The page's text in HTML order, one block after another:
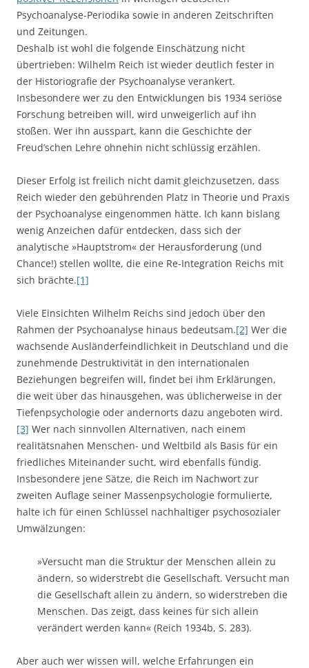
Psychoanalyse-Periodika sowie in anderen Zeitschriften
und Zeitungen.
Deshalb ist wohl die folgende Einschätzung nicht
übertrieben: Wilhelm Reich ist wieder deutlich fester in
der Historiografie der Psychoanalyse verankert.
Insbesondere wer zu den Entwicklungen bis 1934 seriöse
Forschung betreiben will, wird unweigerlich auf ihn
stoßen. Wer ihn ausspart, kann die Geschichte der
Freud’schen Lehre ohnehin nicht schlüssig erzählen.
Dieser Erfolg ist freilich nicht damit gleichzusetzen, dass
Reich wieder den gebührenden Platz in Theorie und Praxis
der Psychoanalyse eingenommen hätte. Ich kann bislang
wenig Anzeichen dafür entdecken, dass sich der
analytische »Hauptstrom« der Herausforderung (und
Chance!) stellen wollte, die eine Re-Integration Reichs mit
sich brächte.[1]
Viele Einsichten Wilhelm Reichs sind jedoch über den
Rahmen der Psychoanalyse hinaus bedeutsam.[2] Wer die
wachsende Ausländerfeindlichkeit in Deutschland und die
zunehmende Destruktivität in den internationalen
Beziehungen begreifen will, findet bei ihm Erklärungen,
die weit über das hinausgehen, was üblicherweise in der
Tiefenpsychologie oder andernorts dazu angeboten wird.
[3] Wer nach sinnvollen Alternativen, nach einem
realitätsnahen Menschen- und Weltbild als Basis für ein
friedliches Miteinander sucht, wird ebenfalls fündig.
Insbesondere jene Sätze, die Reich im Nachwort zur
zweiten Auflage seiner Massenpsychologie formulierte,
halte ich für einen Schlüssel nachhaltiger psychosozialer
Umwälzungen:
»Versucht man die Struktur der Menschen allein zu
ändern, so widerstrebt die Gesellschaft. Versucht man
die Gesellschaft allein zu ändern, so widerstreben die
Menschen. Das zeigt, dass keines für sich allein
verändert werden kann« (Reich 1934b, S. 283).
Aber auch wer wissen will, welche Erfahrungen ein